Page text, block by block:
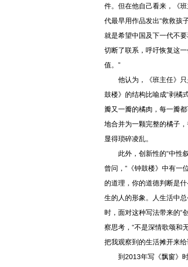
件。但在他自己看来，《
代最早用作品发出“救救孩
就是希望中国及下一代不
切断了联系，呼吁恢复这
值。”
他认为，《班主任》
鼓楼》的结构比喻成“剥橘
瓣又一瓣的橘肉，每一瓣
地合并为一颗完整的橘子
显得琐碎凌乱。
此外，创新性的“中性
曾问，“《钟鼓楼》中有一
的道理，你的道德判断是
生的人的形象。人生活中
时，面对这种写法带来的“
察思考，“不是深情歌颂和
把我观察到的生活摊开来给
到2013年写《飘窗》